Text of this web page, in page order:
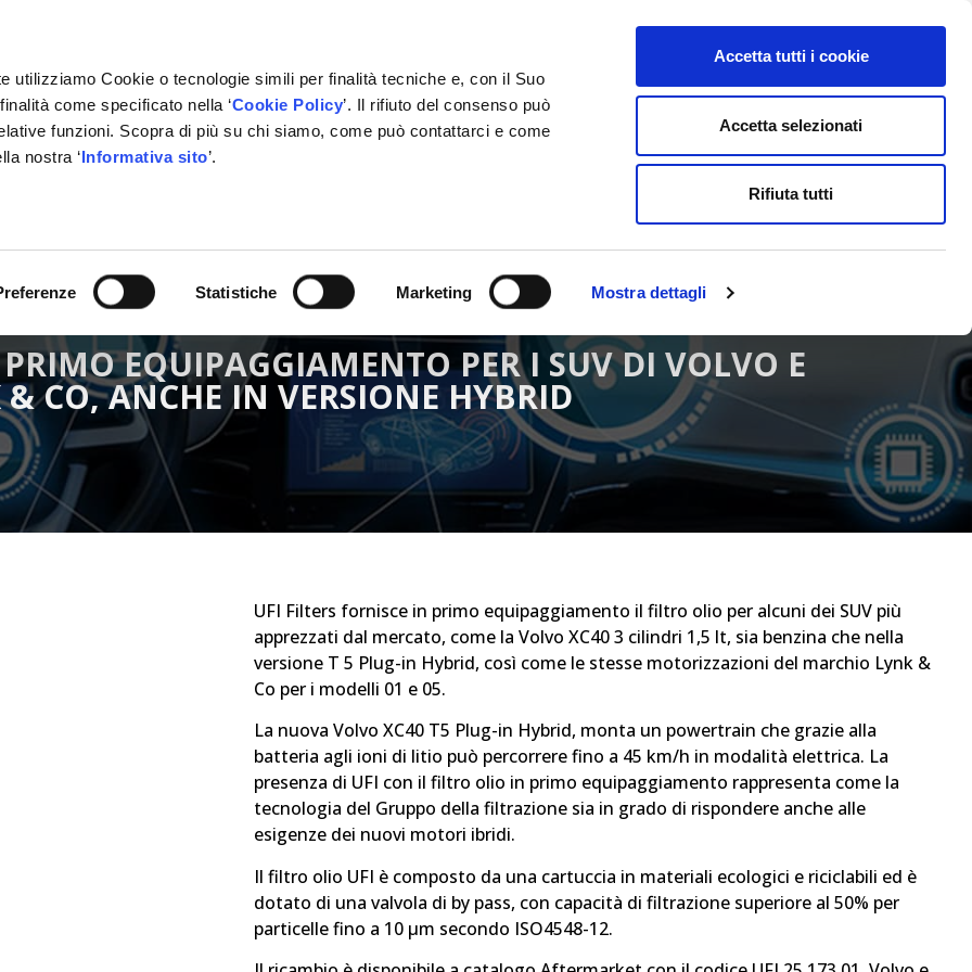
utilizziamo Cookie o tecnologie simili per finalità tecniche e, con il Suo
come specificato nella ‘Cookie Policy’. Il rifiuto del consenso può
funzioni. Scopra di più su chi siamo, come può contattarci e come
nostra ‘Informativa sito’.
Statistiche Marketing Mostra dettagli
Accetta tutti i cookie
Accetta selezionati
Rifiuta tutti
ACCEDI E CONTATTACI
EQUIPAGGIAMENTO PER I SUV DI VOLVO E
CO, ANCHE IN VERSIONE HYBRID
UFI Filters fornisce in primo equipaggiamento il filtro olio per alcuni dei SUV più
apprezzati dal mercato, come la Volvo XC40 3 cilindri 1,5 lt, sia benzina che nella
versione T 5 Plug-in Hybrid, così come le stesse motorizzazioni del marchio Lynk &
Co per i modelli 01 e 05.
La nuova Volvo XC40 T5 Plug-in Hybrid, monta un powertrain che grazie alla
batteria agli ioni di litio può percorrere fino a 45 km/h in modalità elettrica. La
presenza di UFI con il filtro olio in primo equipaggiamento rappresenta come la
tecnologia del Gruppo della filtrazione sia in grado di rispondere anche alle
esigenze dei nuovi motori ibridi.
Il filtro olio UFI è composto da una cartuccia in materiali ecologici e riciclabili ed è
dotato di una valvola di by pass, con capacità di filtrazione superiore al 50% per
particelle fino a 10 μm secondo ISO4548-12.